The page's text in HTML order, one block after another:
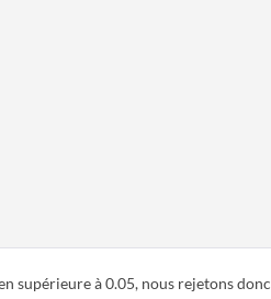
supérieure à 0.05, nous rejetons